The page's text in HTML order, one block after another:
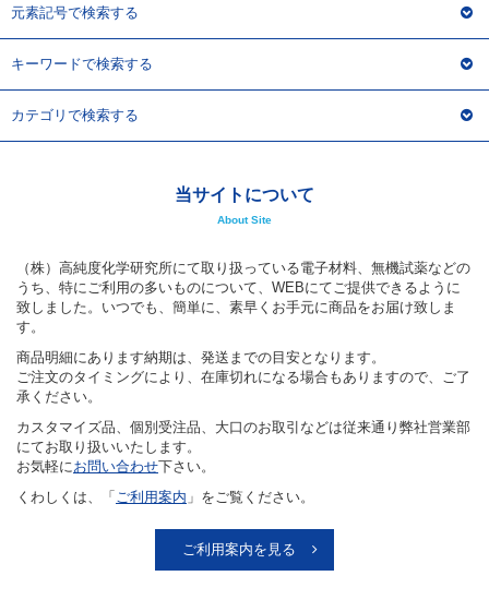
元素記号で検索する
キーワードで検索する
カテゴリで検索する
当サイトについて
About Site
（株）高純度化学研究所にて取り扱っている電子材料、無機試薬などの
うち、特にご利用の多いものについて、WEBにてご提供できるように
致しました。いつでも、簡単に、素早くお手元に商品をお届け致しま
す。
商品明細にあります納期は、発送までの目安となります。
ご注文のタイミングにより、在庫切れになる場合もありますので、ご了
承ください。
カスタマイズ品、個別受注品、大口のお取引などは従来通り弊社営業部
にてお取り扱いいたします。
お気軽に お問い合わせ下さい。
くわしくは、「 ご利用案内 」をご覧ください。
ご利用案内を見る